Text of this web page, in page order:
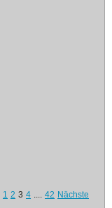
1 2 3 4 .... 42 Nächste